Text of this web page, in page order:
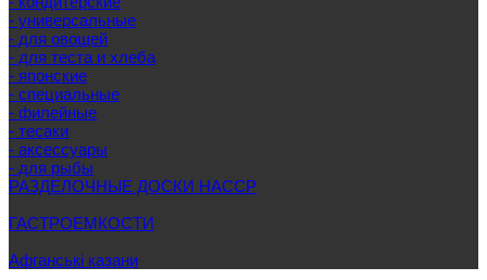
- универсальные
- для овощей
- для теста и хлеба
- японские
- специальные
- филейные
- тесаки
- аксессуары
- для рыбы
РАЗДЕЛОЧНЫЕ ДОСКИ HACCP
ГАСТРОЕМКОСТИ
Афганські казани